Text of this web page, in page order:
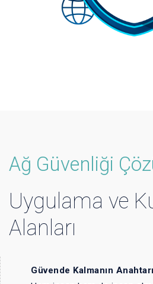
Ağ Güvenliği
Uygulama ve
Alanları
Güvende Kalmanın Anahtarı